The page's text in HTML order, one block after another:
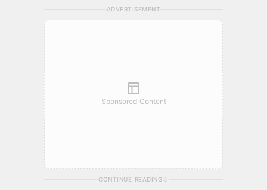
ADVERTISEMENT
Sponsored Content
CONTINUE READING